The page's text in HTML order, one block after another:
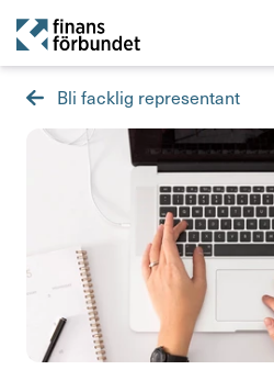
5 skäl att bli
Vad
Bli facklig representant